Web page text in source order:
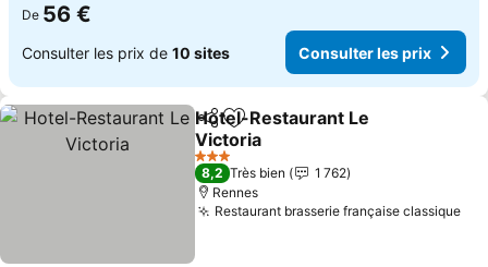
De 56 €
Consulter les prix de 10 sites Consulter les prix
PartagerAjouter à mes favoris
Hotel-Restaurant Le
Victoria
Consulter les prix
3 Étoiles
8,2 Très bien
1 762
Rennes
Restaurant brasserie française classique